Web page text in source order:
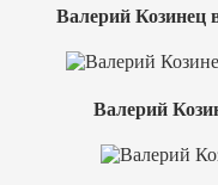
Валерий Козинец
Валерий